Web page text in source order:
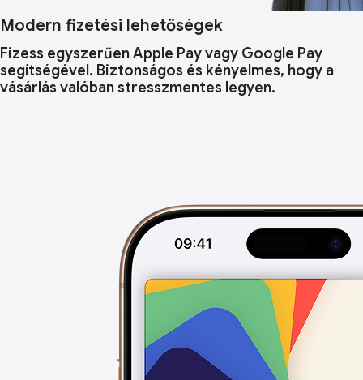
Modern fizetési lehetőségek
Fizess egyszerűen Apple Pay vagy Google Pay
segítségével. Biztonságos és kényelmes, hogy a
vásárlás valóban stresszmentes legyen.